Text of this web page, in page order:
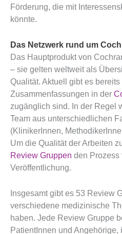
Förderung, die mit
könnte.
Das Netzwerk rund um
Das Hauptprodukt von
– sie gelten weltweit als
Qualität. Aktuell gibt es
Zusammenfassungen in der
zugänglich sind. In der Regel
Team aus unterschiedlichen
(KlinikerInnen,
Um die Qualität der Arbeiten
Review Gruppen den Prozess
Veröffentlichung.
Insgesamt gibt es 53 Review
verschiedene medizinische
haben. Jede Review Gruppe
PatientInnen und